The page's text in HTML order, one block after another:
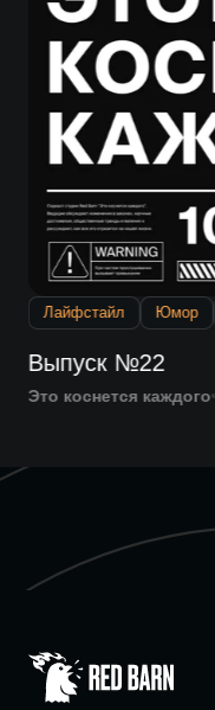
Лайфстайл Юмор
Выпуск №22
Это коснется каждого